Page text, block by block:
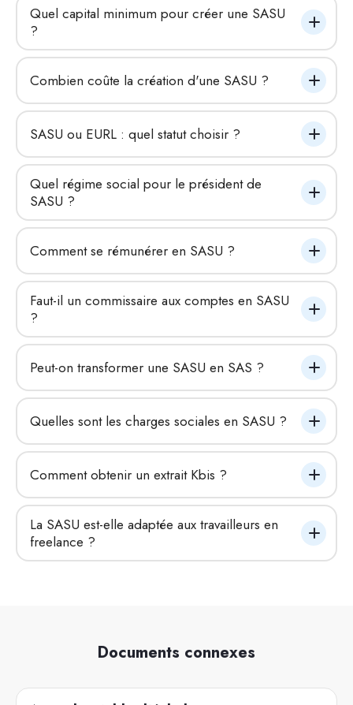
Quel capital minimum pour créer une SASU
?
Combien coûte la création d'une SASU ?
SASU ou EURL : quel statut choisir ?
Quel régime social pour le président de
SASU ?
Comment se rémunérer en SASU ?
Faut-il un commissaire aux comptes en SASU
?
Peut-on transformer une SASU en SAS ?
Quelles sont les charges sociales en SASU ?
Comment obtenir un extrait Kbis ?
La SASU est-elle adaptée aux travailleurs en
freelance ?
Documents connexes